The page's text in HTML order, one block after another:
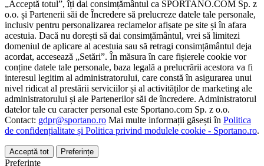
„Acceptă totul”, îți dai consimțământul ca SPORTANO.COM Sp. z
o.o. și Partenerii săi de Încredere să prelucreze datele tale personale,
inclusiv pentru personalizarea reclamelor afișate pe site și în afara
acestuia. Dacă nu dorești să dai consimțământul, vrei să limitezi
domeniul de aplicare al acestuia sau să retragi consimțământul deja
acordat, accesează „Setări”. În măsura în care fișierele cookie vor
conține datele tale personale, baza legală a prelucrării acestora va fi
interesul legitim al administratorului, care constă în asigurarea unui
nivel ridicat al prestării serviciilor și al activităților de marketing ale
administratorului și ale Partenerilor săi de încredere. Administratorul
datelor tale cu caracter personal este Sportano.com Sp. z o.o.
Contact: gdpr@sportano.ro Mai multe informații găsești în Politica
de confidențialitate și Politica privind modulele cookie - Sportano.ro.
Acceptă tot Preferințe
Preferințe